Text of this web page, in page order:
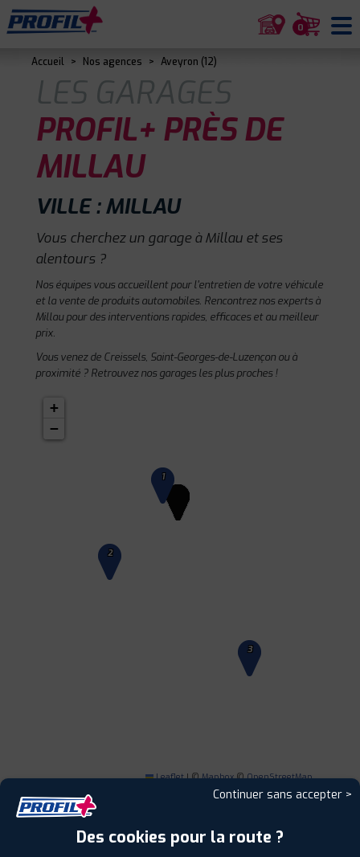
0
Accueil > Nos agences > Aveyron (12)
LES GARAGES
PROFIL+ PRÈS DE
MILLAU
VILLE : MILLAU
Vous cherchez un garage à Millau et ses
alentours ?
Nos équipes vous accueillent pour l'entretien de votre véhicule
et la vente de produits automobiles. Rencontrez nos experts à
Millau pour des interventions rapides, efficaces et au meilleur
prix.
Vous venez de Creissels, Saint-Georges-de-Luzençon ou à
proximité ? Retrouvez nos garages les plus proches !
1
2
3
+
−
Leaflet |©Mapbox©OpenStreetMap
Continuer sans accepter >
Des cookies pour la route ?